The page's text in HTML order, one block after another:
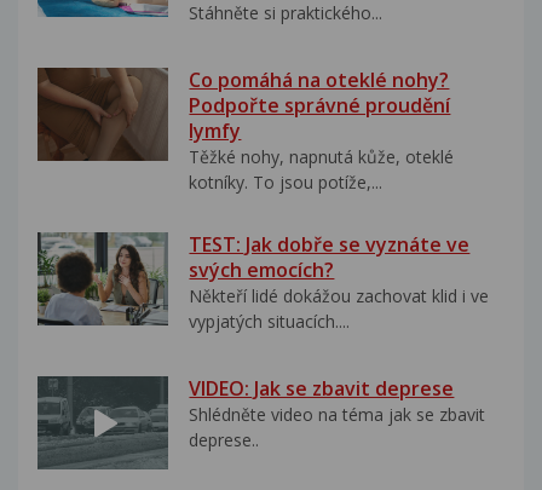
Stáhněte si praktického...
Co pomáhá na oteklé nohy?
Podpořte správné proudění
lymfy
Těžké nohy, napnutá kůže, oteklé
kotníky. To jsou potíže,...
TEST: Jak dobře se vyznáte ve
svých emocích?
Někteří lidé dokážou zachovat klid i ve
vypjatých situacích....
VIDEO: Jak se zbavit deprese
Shlédněte video na téma jak se zbavit
deprese..